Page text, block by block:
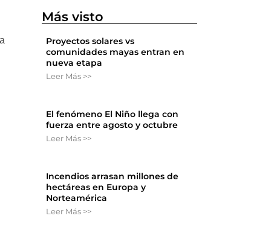
Más visto
Proyectos solares vs
comunidades mayas entran en
nueva etapa
Leer Más >>
El fenómeno El Niño llega con
fuerza entre agosto y octubre
Leer Más >>
Incendios arrasan millones de
hectáreas en Europa y
Norteamérica
Leer Más >>